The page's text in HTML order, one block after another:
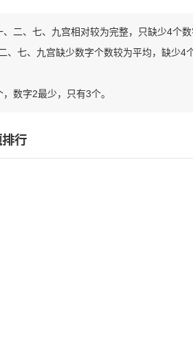
二、七、九宫相对较为完整，只缺少4个
、七、九宫缺少数字个数较为平均，缺少4
数字2最少，只有3个。
行